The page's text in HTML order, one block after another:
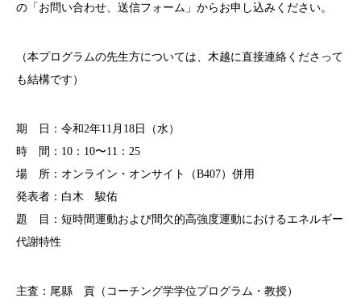
の「お問い合わせ、送信フォーム」からお申し込みください。
（本プログラムの先生方については、木越に直接連絡くださって
も結構です）
期 日：令和2年11月18日（水）
時 間：10：10〜11：25
場 所：オンライン・オンサイト（B407）併用
発表者：白木 駿佑
題 目：短時間運動および間欠的高強度運動におけるエネルギー
代謝特性
主査：尾縣 貢（コーチング学学位プログラム・教授）